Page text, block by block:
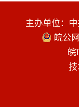
主办单位：
皖公
皖